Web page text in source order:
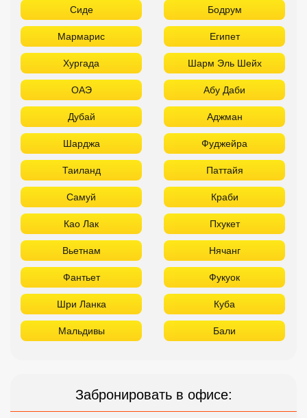
Сиде Бодрум
Мармарис Египет
Хургада Шарм Эль Шейх
ОАЭ Абу Даби
Дубай Аджман
Шарджа Фуджейра
Таиланд Паттайя
Самуй Краби
Као Лак Пхукет
Вьетнам Нячанг
Фантьет Фукуок
Шри Ланка Куба
Мальдивы Бали
Забронировать в офисе: